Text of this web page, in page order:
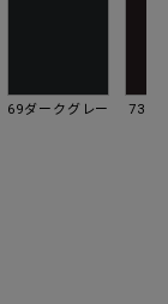
69ダークグレー
73ネ